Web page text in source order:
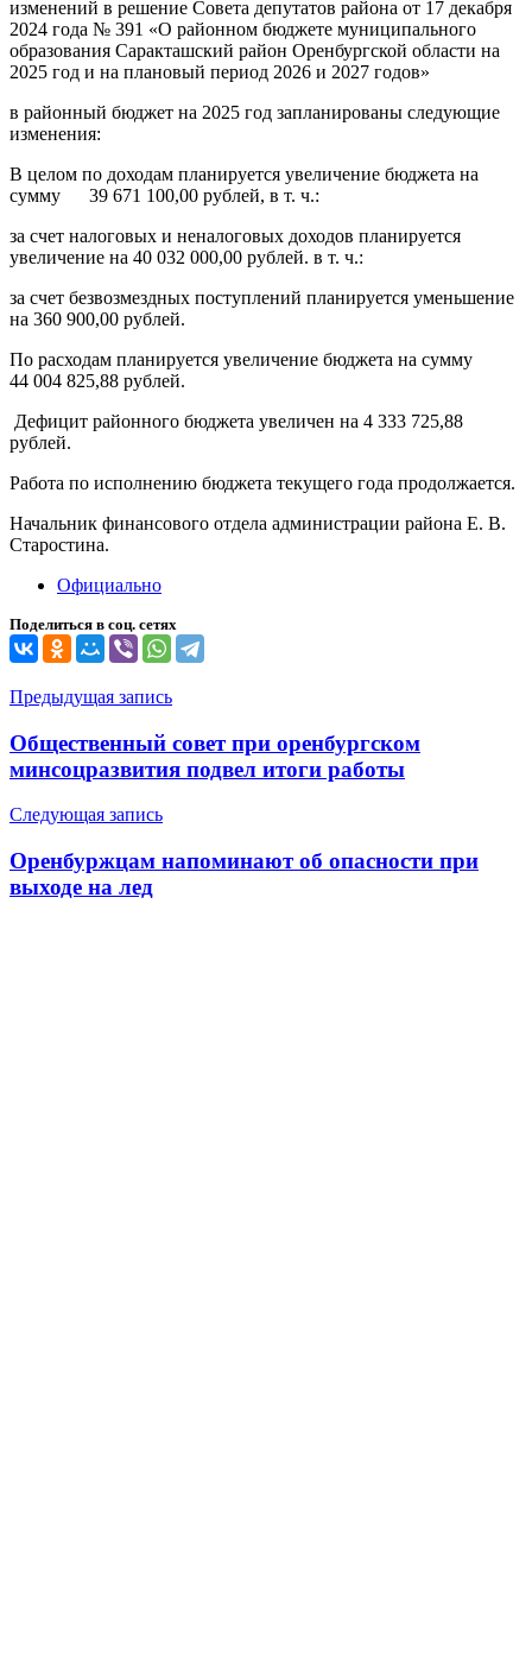
изменений в решение Совета депутатов района от 17 декабря
2024 года № 391 «О районном бюджете муниципального
образования Саракташский район Оренбургской области на
2025 год и на плановый период 2026 и 2027 годов»
в районный бюджет на 2025 год запланированы следующие
изменения:
В целом по доходам планируется увеличение бюджета на
сумму 39 671 100,00 рублей, в т. ч.:
за счет налоговых и неналоговых доходов планируется
увеличение на 40 032 000,00 рублей. в т. ч.:
за счет безвозмездных поступлений планируется уменьшение
на 360 900,00 рублей.
По расходам планируется увеличение бюджета на сумму
44 004 825,88 рублей.
Дефицит районного бюджета увеличен на 4 333 725,88
рублей.
Работа по исполнению бюджета текущего года продолжается.
Начальник финансового отдела администрации района Е. В.
Старостина.
Официально
Поделиться в соц. сетях
Навигация
по
записям
Предыдущая запись
Общественный совет при оренбургском
минсоцразвития подвел итоги работы
Следующая запись
Оренбуржцам напоминают об опасности при
выходе на лед